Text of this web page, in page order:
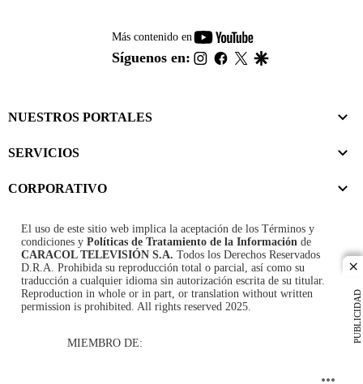
PUBLICIDAD
Más contenido en
youtube-
footer
Síguenos en: instagram
facebook
twitter
NUESTROS PORTALES
SERVICIOS
CORPORATIVO
El uso de este sitio web implica la aceptación de los Términos y
condiciones y Políticas de Tratamiento de la Información de
CARACOL TELEVISIÓN S.A. Todos los Derechos Reservados
D.R.A. Prohibida su reproducción total o parcial, así como su
traducción a cualquier idioma sin autorización escrita de su titular.
Reproduction in whole or in part, or translation without written
permission is prohibited. All rights reserved 2025.
MIEMBRO DE: